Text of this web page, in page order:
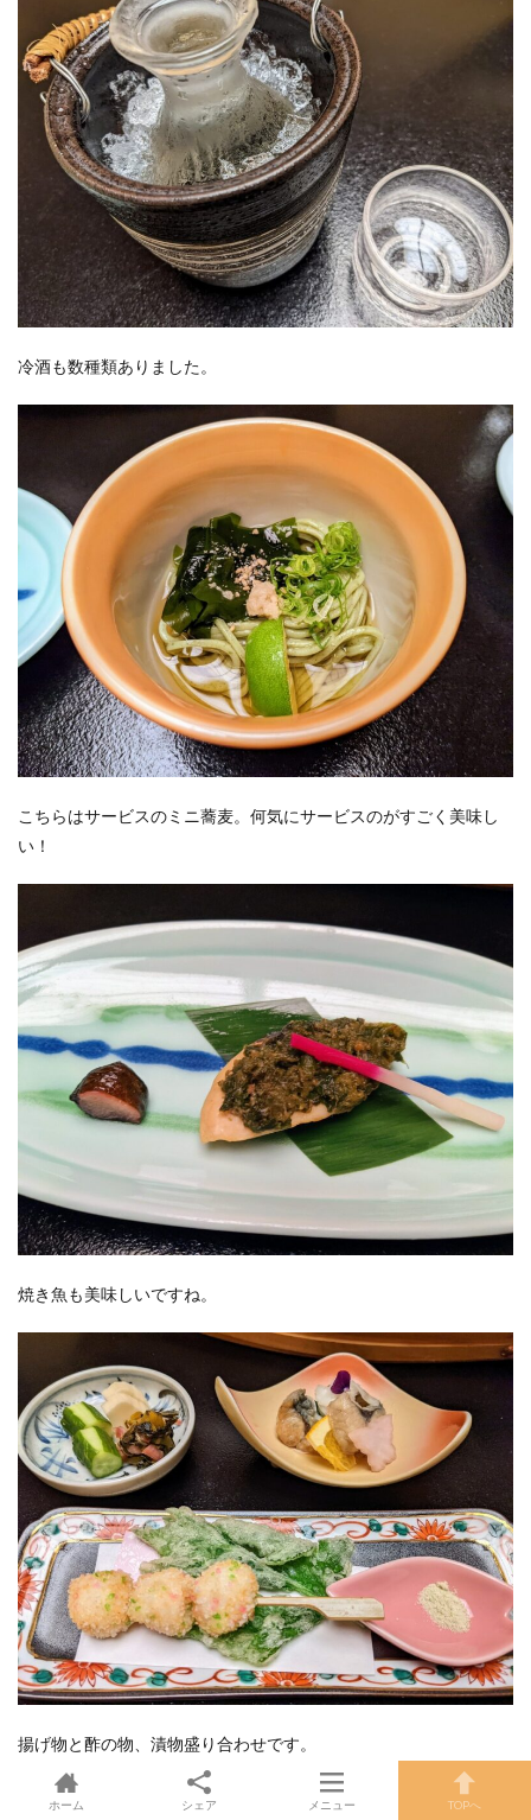
冷酒も数種類ありました。
こちらはサービスのミニ蕎麦。何気にサービスのがすごく美味し
い！
焼き魚も美味しいですね。
揚げ物と酢の物、漬物盛り合わせです。
ホーム シェア メニュー TOPへ